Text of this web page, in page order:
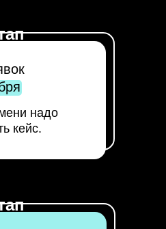
от ведущих
HR-экспертов
надо
кейс.